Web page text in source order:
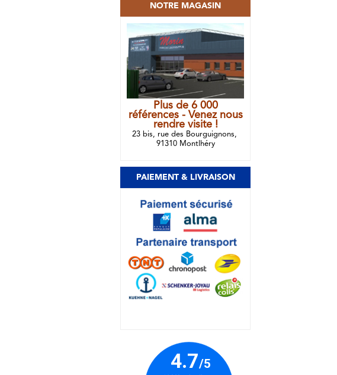
NOTRE MAGASIN
Plus de 6 000
références - Venez nous
rendre visite !
23 bis, rue des Bourguignons,
91310 Montlhéry
PAIEMENT & LIVRAISON